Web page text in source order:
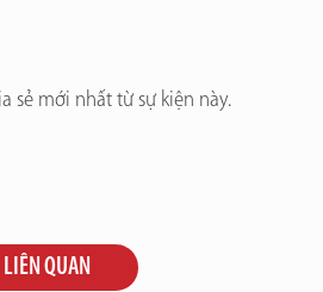
sẻ mới nhất từ sự kiện này.
QUAN